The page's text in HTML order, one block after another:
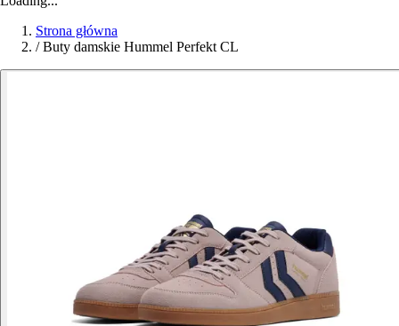
Strona główna
/ Buty damskie Hummel Perfekt CL